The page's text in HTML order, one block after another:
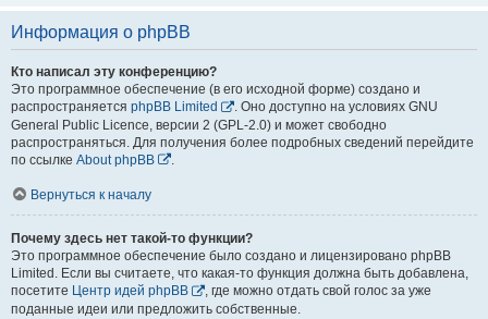
Информация о phpBB
Кто написал эту конференцию?
Это программное обеспечение (в его исходной форме) создано и
распространяется phpBB Limited
. Оно доступно на условиях GNU
General Public Licence, версии 2 (GPL-2.0) и может свободно
распространяться. Для получения более подробных сведений перейдите
по ссылке About phpBB
Вернуться к началу
Почему здесь нет такой-то функции?
Это программное обеспечение было создано и лицензировано phpBB
Limited. Если вы считаете, что какая-то функция должна быть добавлена,
посетите Центр идей phpBB
, где можно отдать свой голос за уже
поданные идеи или предложить собственные.